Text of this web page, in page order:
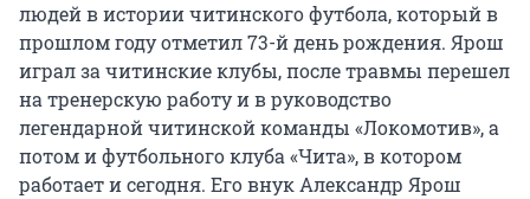
людей в истории читинского футбола, который в
прошлом году отметил 73-й день рождения. Ярош
играл за читинские клубы, после травмы перешел
на тренерскую работу и в руководство
легендарной читинской команды «Локомотив», а
потом и футбольного клуба «Чита», в котором
работает и сегодня. Его внук Александр Ярош